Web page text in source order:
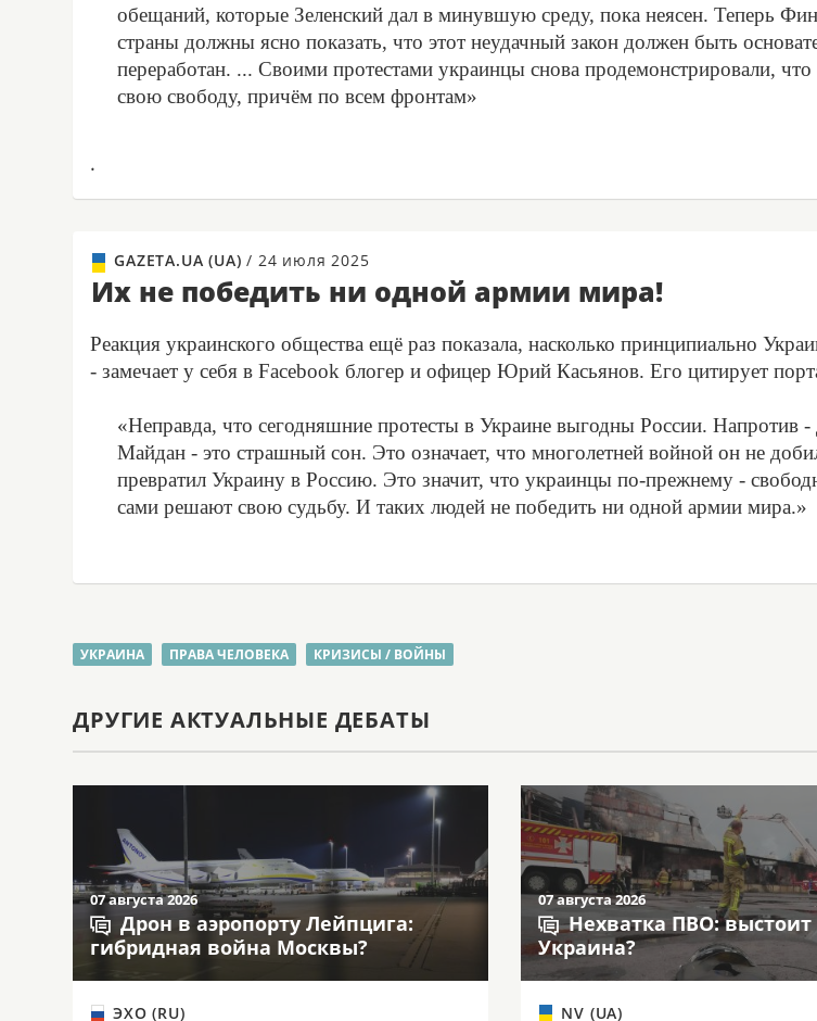
обещаний, которые Зеленский дал в минувшую среду, пока неясен. Теперь
страны должны ясно показать, что этот неудачный закон должен быть
переработан. ... Своими протестами украинцы снова продемонстрировали,
свою свободу, причём по всем фронтам»
.
GAZETA.UA (UA)/ 24 июля 2025
Их не победить ни одной армии мира!
Реакция украинского общества ещё раз показала, насколько принципиально
- замечает у себя в Facebook блогер и офицер Юрий Касьянов. Его цитирует
«Неправда, что сегодняшние протесты в Украине выгодны России. Напротив
Майдан - это страшный сон. Это означает, что многолетней войной он не
превратил Украину в Россию. Это значит, что украинцы по-прежнему -
сами решают свою судьбу. И таких людей не победить ни одной армии мира.»
УКРАИНА ПРАВА ЧЕЛОВЕКА КРИЗИСЫ / ВОЙНЫ
ДРУГИЕ АКТУАЛЬНЫЕ ДЕБАТЫ
07 августа 2026
Дрон в аэропорту Лейпцига:
гибридная война Москвы?
ЭХО (RU)
07 августа 2026
Нехватка ПВО: выстоит
Украина?
NV (UA)